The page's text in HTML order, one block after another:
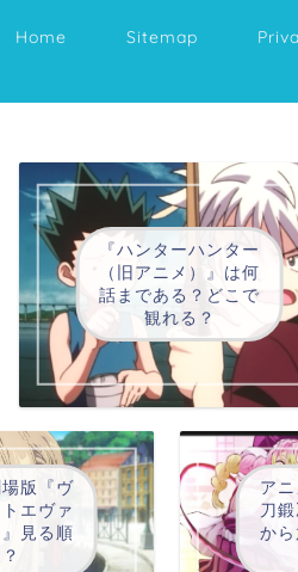
Home Sitemap
『ハンターハンター
（旧アニメ）』は何
話まである？どこで
観れる？
版『ヴ
エヴァ
見る順
ア
刀
か